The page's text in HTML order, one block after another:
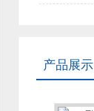
产品展示